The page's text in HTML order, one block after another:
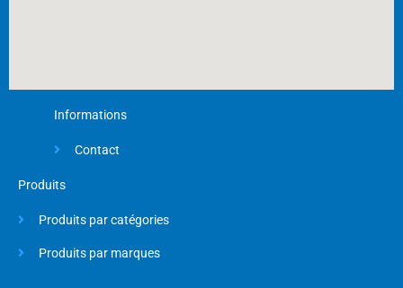
Informations
Contact
Produits
Produits par catégories
Produits par marques